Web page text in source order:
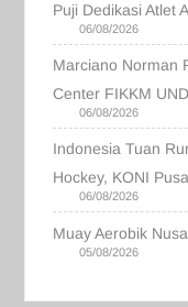
Puji Dedikasi Atlet
06/08/2026
Marciano Norman
Center FIKKM
06/08/2026
Indonesia Tuan
Hockey, KONI
06/08/2026
Muay Aerobik
05/08/2026